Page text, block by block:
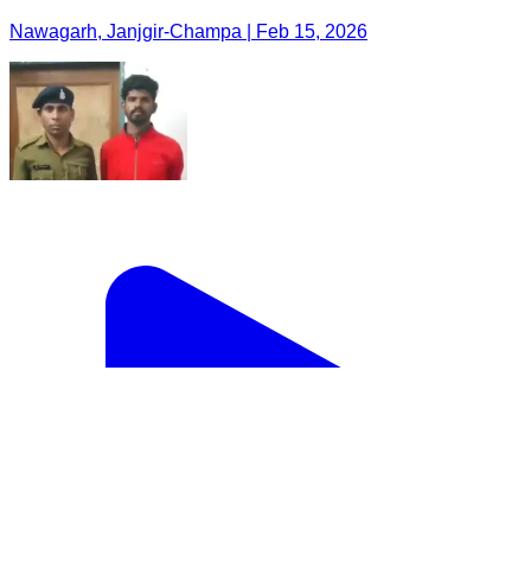
Nawagarh, Janjgir-Champa | Feb 15, 2026